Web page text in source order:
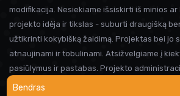
Bendras
modifikacija. Nesiekiame išsiskirti iš minios
projekto idėja ir tikslas - suburti draugišką
užtikrinti kokybišką žaidimą. Projektas bei jo
atnaujinami ir tobulinami. Atsižvelgiame į
pasiūlymus ir pastabas. Projekto
visada linkusi padėti prireikus pagalbos. Iki